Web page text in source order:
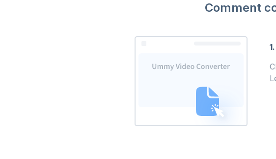
Comment